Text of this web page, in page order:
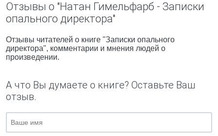
Отзывы о "Натан Гимельфарб - Записки
опального директора"
Отзывы читателей о книге "Записки опального
директора", комментарии и мнения людей о
произведении.
А что Вы думаете о книге? Оставьте Ваш
отзыв.